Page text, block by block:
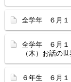
全学年 ６月１
全学年 ６月１
（木）お話の世
６年生 ６月１